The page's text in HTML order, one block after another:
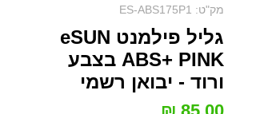
מק"ט: ES-ABS175P1
גליל פילמנט eSUN
ABS+ PINK בצבע
ורוד - יבואן רשמי